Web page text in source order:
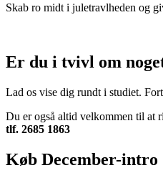
Skab ro midt i juletravlheden og
Er du i tvivl om
Lad os vise dig rundt i studiet.
Du er også altid velkommen til at
tlf. 2685 1863
Køb December-intro